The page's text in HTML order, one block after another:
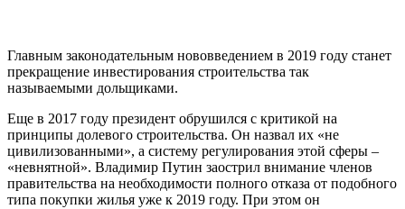
Главным законодательным нововведением в 2019 году станет
прекращение инвестирования строительства так
называемыми дольщиками.
Еще в 2017 году президент обрушился с критикой на
принципы долевого строительства. Он назвал их «не
цивилизованными», а систему регулирования этой сферы –
«невнятной». Владимир Путин заострил внимание членов
правительства на необходимости полного отказа от подобного
типа покупки жилья уже к 2019 году. При этом он